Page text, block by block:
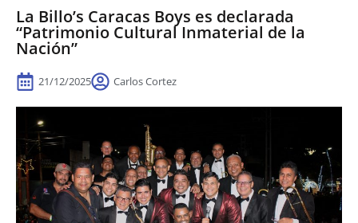
La Billo’s Caracas Boys es declarada
“Patrimonio Cultural Inmaterial de la
Nación”
21/12/2025 Carlos Cortez